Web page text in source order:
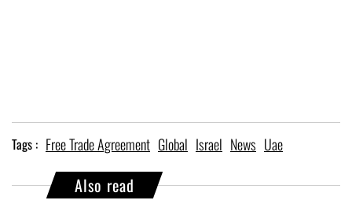
Tags : Free Trade Agreement Global Israel News Uae
Also read